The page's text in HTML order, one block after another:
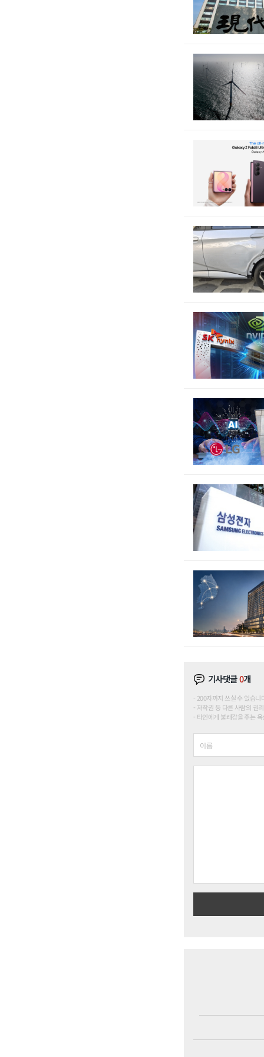
기사댓글0개
200자까지 쓰실 수 있습
저작권 등 다른 사람의 권
타인에게 불쾌감을 주는